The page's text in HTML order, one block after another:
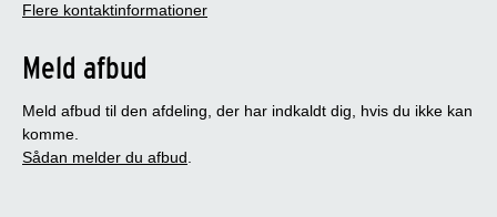
Flere kontaktinformationer
Meld afbud
Meld afbud til den afdeling, der har indkaldt dig, hvis du ikke kan
komme.
Sådan melder du afbud.